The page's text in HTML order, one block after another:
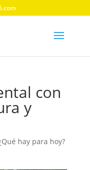
con
y
hay para hoy?